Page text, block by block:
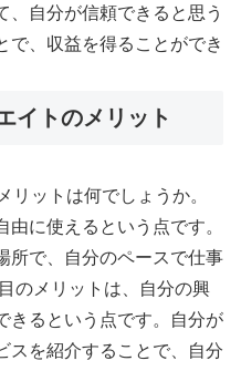
、自分が信頼できると思う
で、収益を得ることができ
イトのメリット
リットは何でしょうか。
に使えるという点です。
所で、自分のペースで仕事
のメリットは、自分の興
きるという点です。自分が
スを紹介することで、自分